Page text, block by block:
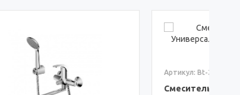
Смеситель «Bravat» Slim
Универсальный TF6332366CP-01L-
RUS (Bt-203128)